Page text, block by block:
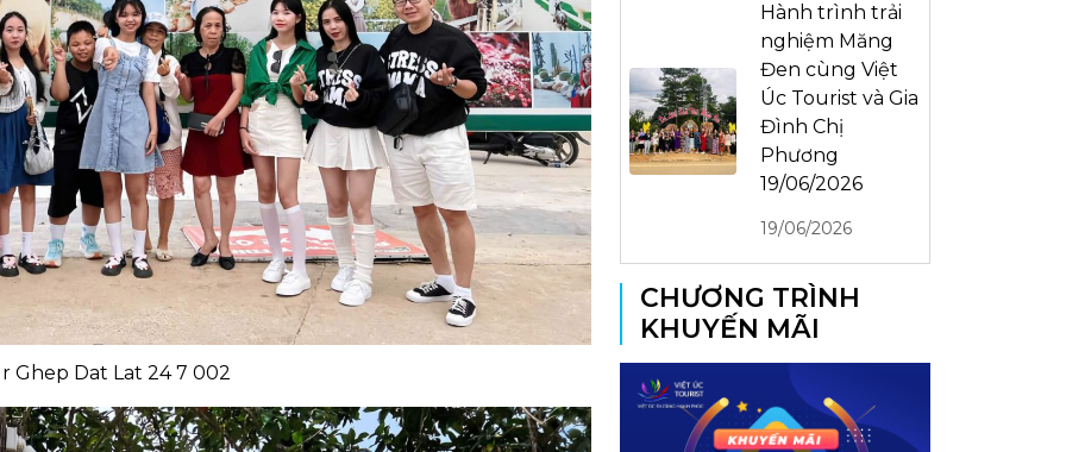
Ghep Dat Lat 24 7 002
Hành trình trải
nghiệm Măng
Đen cùng Việt
Úc Tourist và Gia
Đình Chị
Phương
19/06/2026
19/06/2026
CHƯƠNG TRÌNH
KHUYẾN MÃI